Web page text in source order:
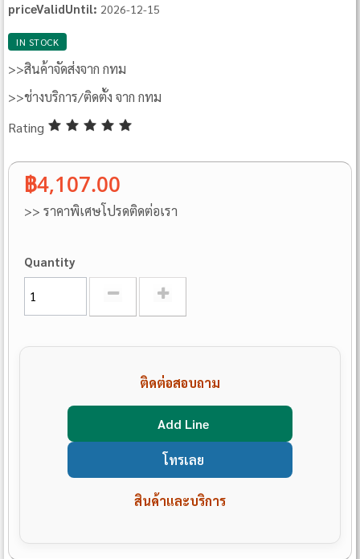
priceValidUntil: 2026-12-15
IN STOCK
>>สินค้าจัดส่งจาก กทม
>>ช่างบริการ/ติดตั้ง จาก กทม
Rating
฿4,107.00
>> ราคาพิเศษโปรดติดต่อเรา
Quantity
ติดต่อสอบถาม
Add Line
โทรเลย
สินค้าและบริการ